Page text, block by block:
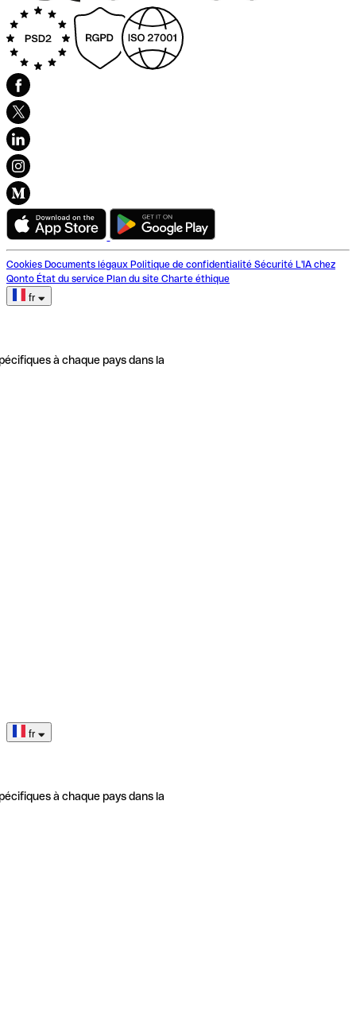
Cookies Documents légaux Politique de confidentialité Sécurité L'IA chez
Qonto État du service Plan du site Charte éthique
fr
à chaque pays dans la
fr
à chaque pays dans la